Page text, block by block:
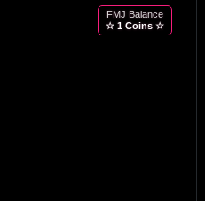
FMJ Balance
☆ 1 Coins ☆